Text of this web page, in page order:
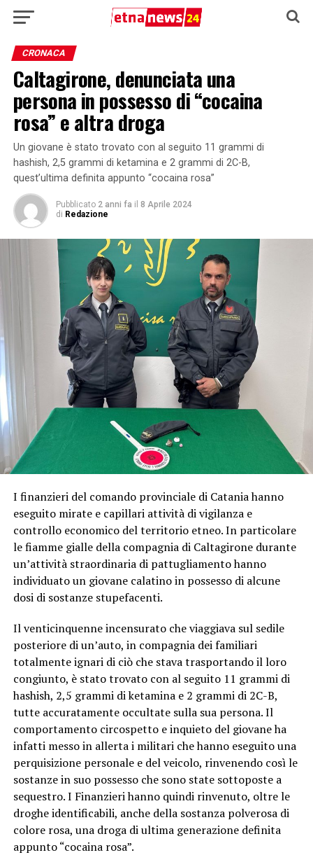
CRONACA
Caltagirone, denunciata una
persona in possesso di “cocaina
rosa” e altra droga
Un giovane è stato trovato con al seguito 11 grammi di
hashish, 2,5 grammi di ketamina e 2 grammi di 2C-B,
quest’ultima definita appunto “cocaina rosa”
Pubblicato 2 anni fa il 8 Aprile 2024
di Redazione
I finanzieri del comando provinciale di Catania hanno
eseguito mirate e capillari attività di vigilanza e
controllo economico del territorio etneo. In particolare
le fiamme gialle della compagnia di Caltagirone durante
un’attività straordinaria di pattugliamento hanno
individuato un giovane calatino in possesso di alcune
dosi di sostanze stupefacenti.
Il venticinquenne incensurato che viaggiava sul sedile
posteriore di un’auto, in compagnia dei familiari
totalmente ignari di ciò che stava trasportando il loro
congiunto, è stato trovato con al seguito 11 grammi di
hashish, 2,5 grammi di ketamina e 2 grammi di 2C-B,
tutte accuratamente occultate sulla sua persona. Il
comportamento circospetto e inquieto del giovane ha
infatti messo in allerta i militari che hanno eseguito una
perquisizione personale e del veicolo, rinvenendo così le
sostanze in suo possesso che sono state sottoposte a
sequestro. I Finanzieri hanno quindi rinvenuto, oltre le
droghe identificabili, anche della sostanza polverosa di
colore rosa, una droga di ultima generazione definita
appunto “cocaina rosa”.